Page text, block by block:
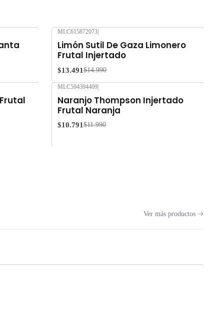
MLC615872073
Limón Sutil De Gaza Limonero
Frutal Injertado
$13.491 $14.990
MLC594394409|
Naranjo Thompson Injertado
Frutal Naranja
$10.791 $11.990
Ver más productos